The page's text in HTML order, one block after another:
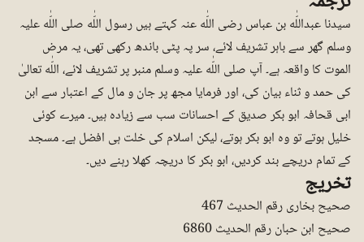
سیدنا عبداللّٰه بن عباس رضی اللّٰه عنہ کہتے ہیں رسول اللّٰه صلی اللّٰه علیہ
وسلم گھر سے باہر تشریف لائے، سر پہ پٹی باندھ رکھی تھی، یہ مرض
الموت کا واقعہ ہے۔ آپ صلی اللّٰه علیہ وسلم منبر پر تشریف لائے، اللّٰه تعالیٰ
کی حمد و ثناء بیان کی، اور فرمایا مجھ پر جان و مال کے اعتبار سے ابن
ابی قحافہ ابو بکر صدیق کے احسانات سب سے زیادہ ہیں۔ میرے کوئی
خلیل ہوتے تو وہ ابو بکر ہوتے، لیکن اسلام کی خلت ہی افضل ہے۔ مسجد
کے تمام دریچے بند کردیں، ابو بکر کا دریچہ کھلا رہنے دیں۔
تخریج
صحیح بخاری رقم الحدیث 467
صحیح ابن حبان رقم الحدیث 6860